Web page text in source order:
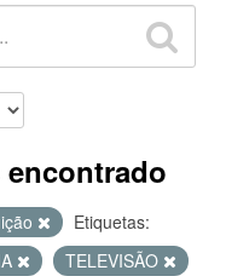
Etiquetas:
TELEVISÃO